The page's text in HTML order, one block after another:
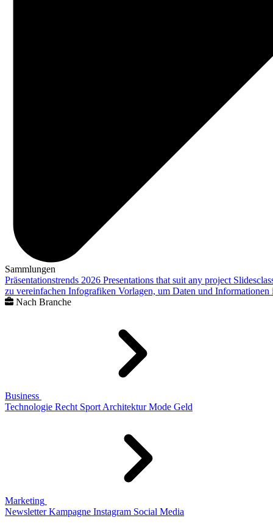
Sammlungen
Präsentationstrends 2026 Presentations that suit any project
zu vereinfachen Infografiken Vorlagen, um Daten und
Nach Branche
Business
Technologie Recht Sport Architektur Mode Geld
Marketing
Newsletter Kampagne Instagram Social Media